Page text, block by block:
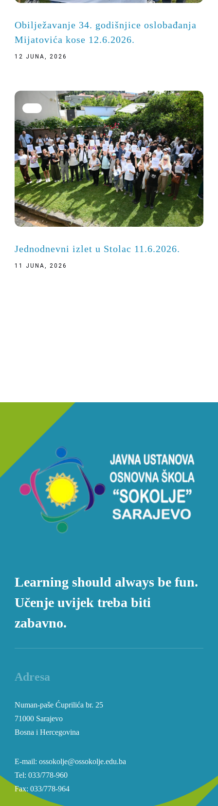
Obilježavanje 34. godišnjice oslobađanja
Mijatovića kose 12.6.2026.
12 JUNA, 2026
Jednodnevni izlet u Stolac 11.6.2026.
11 JUNA, 2026
Learning should always be fun.
Učenje uvijek treba biti
zabavno.
Adresa
Numan-paše Ćuprilića br. 25
71000 Sarajevo
Bosna i Hercegovina
E-mail: ossokolje@ossokolje.edu.ba
Tel: 033/778-960
Fax: 033/778-964